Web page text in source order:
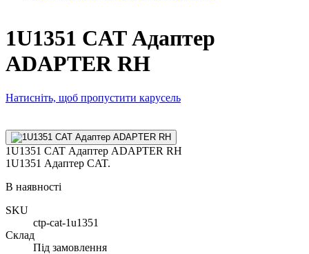
1U1351 CAT Адаптер
ADAPTER RH
Натисніть, щоб пропустити карусель
1U1351 CAT Адаптер ADAPTER RH
1U1351 Адаптер CAT.
В наявності
SKU
ctp-cat-1u1351
Склад
Під замовлення